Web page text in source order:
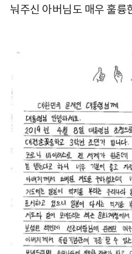
눠주신 아버님도 매우 훌륭